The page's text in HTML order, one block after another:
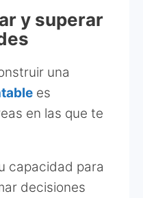
y superar
una
es
en las que te
capacidad para
decisiones